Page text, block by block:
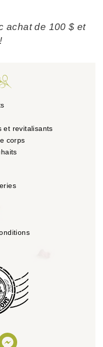
achat de 100 $ et
et revitalisants
corps